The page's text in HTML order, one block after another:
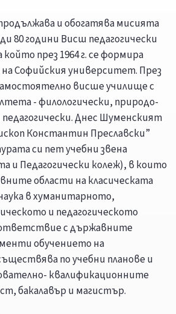
и обогатява мисията
80 години Висш педагогически
който през 1964 г. се формира
Софийския университет. През
висше училище с
- филологически, природо-
Днес Шуменският
Константин Преславски”
си пет учебни звена
и Педагогически колеж), в които
области на класическата
в хуманитарното,
и педагогическото
с държавните
обучението на
по учебни планове и
квалификационните
бакалавър и магистър.